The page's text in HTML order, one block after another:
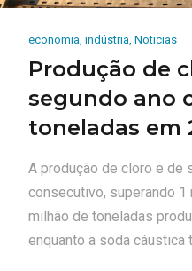
economia indústria Noticias
Produção de
segundo ano
toneladas em
A produção de cloro e de
consecutivo, superando 1
milhão de toneladas
enquanto a soda cáustica